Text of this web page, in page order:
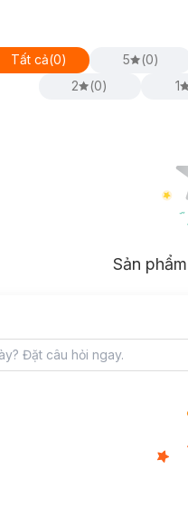
Tất cả(0) 5 (0)
2
(0) 1
Sản